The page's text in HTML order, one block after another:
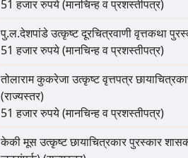
51 हजार रुपये (मानचिन्ह व प्रशस्तीपत्र)
पु.ल.देशपांडे उत्कृष्ट दूरचित्रवाणी वृत्तकथा
51 हजार रुपये (मानचिन्ह व प्रशस्तीपत्र)
तोलाराम कुकरेजा उत्कृष्ट वृत्तपत्र
(राज्यस्तर)
51 हजार रुपये (मानचिन्ह व प्रशस्तीपत्र)
केकी मूस उत्कृष्ट छायाचित्रकार पुरस्कार